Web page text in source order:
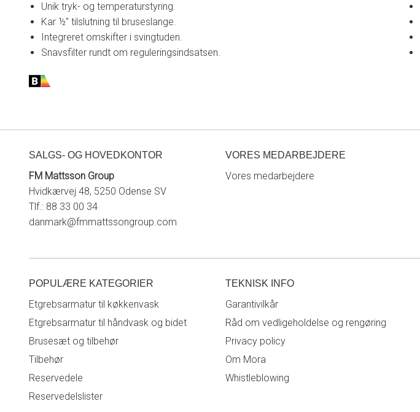
Unik tryk- og temperaturstyring.
Kar ½" tilslutning til bruseslange.
Integreret omskifter i svingtuden.
Snavsfilter rundt om reguleringsindsatsen.
SALGS- OG HOVEDKONTOR
FM Mattsson Group
Hvidkærvej 48, 5250 Odense SV
Tlf.: 88 33 00 34
danmark@fmmattssongroup.com
VORES MEDARBEJDERE
Vores medarbejdere
POPULÆRE KATEGORIER
Etgrebsarmatur til køkkenvask
Etgrebsarmatur til håndvask og bidet
Brusesæt og tilbehør
Tilbehør
Reservedele
Reservedelslister
TEKNISK INFO
Garantivilkår
Råd om vedligeholdelse og rengøring
Privacy policy
Om Mora
Whistleblowing